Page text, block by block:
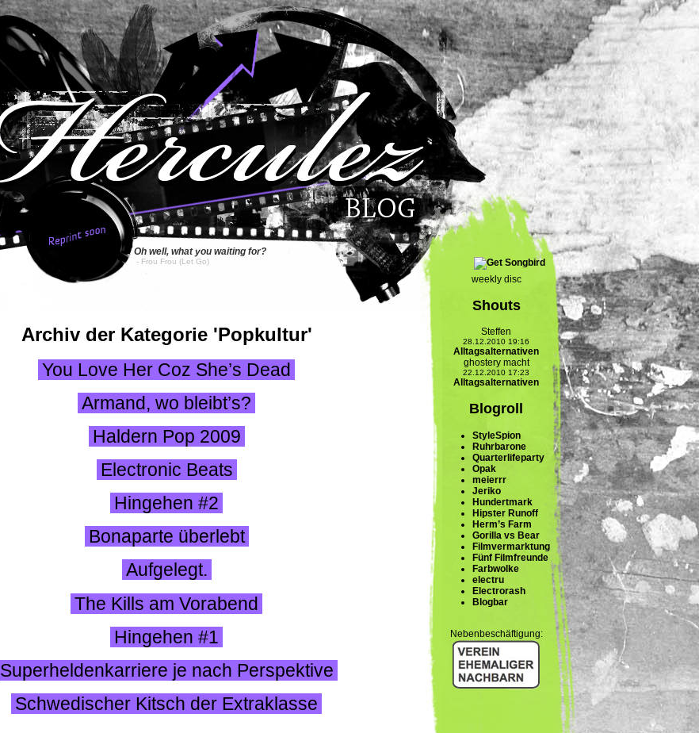
Oh well, what you waiting for?
- Frou Frou (Let Go)
weekly disc
Shouts
Steffen
28.12.2010 19:16
Alltagsalternativen
ghostery macht
22.12.2010 17:23
Alltagsalternativen
Blogroll
StyleSpion
Ruhrbarone
Quarterlifeparty
Opak
meierrr
Jeriko
Hundertmark
Hipster Runoff
Herm’s Farm
Gorilla vs Bear
Filmvermarktung
Fünf Filmfreunde
Farbwolke
electru
Electrorash
Blogbar
Nebenbeschäftigung:
Archiv der Kategorie 'Popkultur'
You Love Her Coz She’s Dead
Armand, wo bleibt’s?
Haldern Pop 2009
Electronic Beats
Hingehen #2
Bonaparte überlebt
Aufgelegt.
The Kills am Vorabend
Hingehen #1
Superheldenkarriere je nach Perspektive
Schwedischer Kitsch der Extraklasse